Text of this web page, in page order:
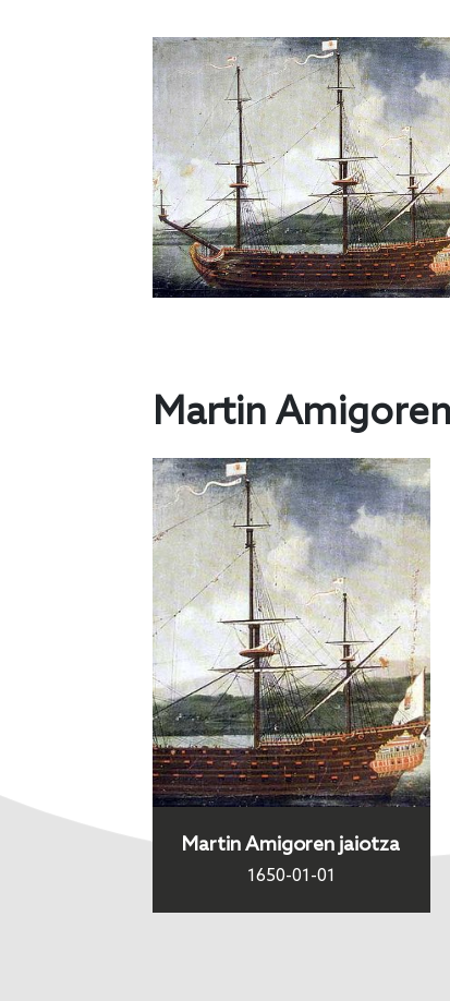
Martin
Martin Amigoren jaiotza
1650-01-01